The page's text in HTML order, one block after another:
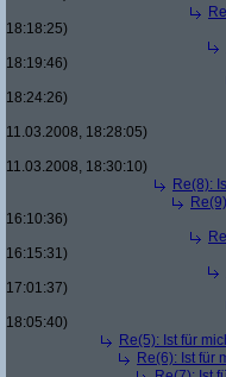
18:18:25)
18:19:46)
18:24:26)
11.03.2008, 18:28:05)
11.03.2008, 18:30:10)
Re(8):
16:10:36)
16:15:31)
17:01:37)
18:05:40)
Re(5): Ist für
Re(6): Ist für